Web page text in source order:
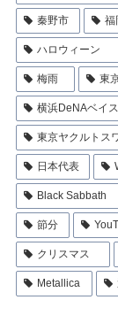
秦野市 福
ハロウィーン
梅雨 東
横浜DeNAベイ
東京ヤクルトス
日本代表
Black Sabbath
節分
クリスマス
Metallica